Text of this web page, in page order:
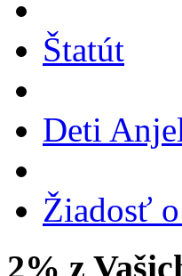
Štatút
Deti
Žiadosť
2% z